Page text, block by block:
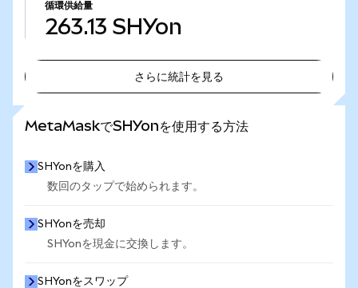
循環供給量
263.13 SHYon
さらに統計を見る
MetaMaskでSHYonを使用する方法
SHYonを購入
数回のタップで始められます。
SHYonを売却
SHYonを現金に交換します。
SHYonをスワップ